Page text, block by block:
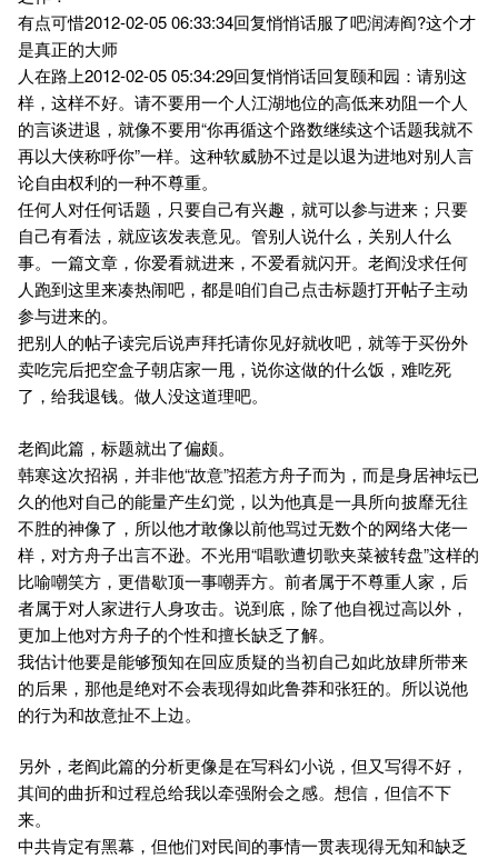
有点可惜2012-02-05 06:33:34回复悄悄话服了吧润涛阎?这个才
是真正的大师
人在路上2012-02-05 05:34:29回复悄悄话回复颐和园：请别这
样，这样不好。请不要用一个人江湖地位的高低来劝阻一个人
的言谈进退，就像不要用“你再循这个路数继续这个话题我就不
再以大侠称呼你”一样。这种软威胁不过是以退为进地对别人言
论自由权利的一种不尊重。
任何人对任何话题，只要自己有兴趣，就可以参与进来；只要
自己有看法，就应该发表意见。管别人说什么，关别人什么
事。一篇文章，你爱看就进来，不爱看就闪开。老阎没求任何
人跑到这里来凑热闹吧，都是咱们自己点击标题打开帖子主动
参与进来的。
把别人的帖子读完后说声拜托请你见好就收吧，就等于买份外
卖吃完后把空盒子朝店家一甩，说你这做的什么饭，难吃死
了，给我退钱。做人没这道理吧。
老阎此篇，标题就出了偏颇。
韩寒这次招祸，并非他“故意”招惹方舟子而为，而是身居神坛已
久的他对自己的能量产生幻觉，以为他真是一具所向披靡无往
不胜的神像了，所以他才敢像以前他骂过无数个的网络大佬一
样，对方舟子出言不逊。不光用“唱歌遭切歌夹菜被转盘”这样的
比喻嘲笑方，更借歇顶一事嘲弄方。前者属于不尊重人家，后
者属于对人家进行人身攻击。说到底，除了他自视过高以外，
更加上他对方舟子的个性和擅长缺乏了解。
我估计他要是能够预知在回应质疑的当初自己如此放肆所带来
的后果，那他是绝对不会表现得如此鲁莽和张狂的。所以说他
的行为和故意扯不上边。
另外，老阎此篇的分析更像是在写科幻小说，但又写得不好，
其间的曲折和过程总给我以牵强附会之感。想信，但信不下
来。
中共肯定有黑幕，但他们对民间的事情一贯表现得无知和缺乏